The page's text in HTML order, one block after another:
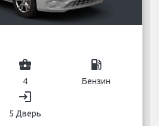
business_center
4
local_gas_station
Бензин
login
5 Дверь